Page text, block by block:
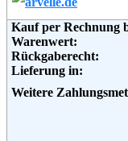
Informationen:
Kauf per Rechnung
Warenwert:
Rückgaberecht:
Lieferung in:
Weitere